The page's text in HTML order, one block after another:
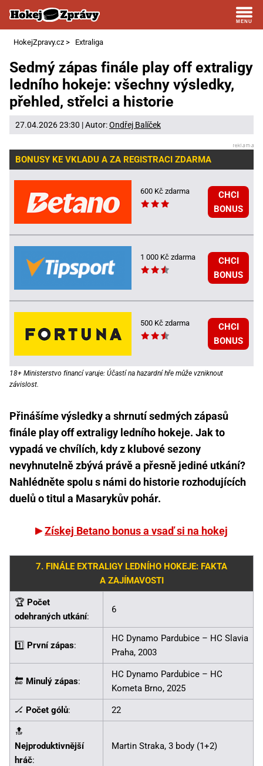
HokejZpravy.cz > Extraliga
Sedmý zápas finále play off extraligy
ledního hokeje: všechny výsledky,
přehled, střelci a historie
27.04.2026 23:30 | Autor:Ondřej Balíček
BONUSY KE VKLADU A ZA REGISTRACI ZDARMA
600 Kč zdarma
CHCI
BONUS
1 000 Kč zdarma
CHCI
BONUS
500 Kč zdarma
CHCI
BONUS
18+ Ministerstvo financí varuje: Účastí na hazardní hře může vzniknout
závislost.
Přinášíme výsledky a shrnutí sedmých zápasů
finále play off extraligy ledního hokeje. Jak to
vypadá ve chvílích, kdy z klubové sezony
nevyhnutelně zbývá právě a přesně jediné utkání?
Nahlédněte spolu s námi do historie rozhodujících
duelů o titul a Masarykův pohár.
Získej Betano bonus a vsaď si na hokej
7. FINÁLE EXTRALIGY LEDNÍHO HOKEJE: FAKTA
A ZAJÍMAVOSTI
🏆 Počet
odehraných utkání:
6
1️⃣ První zápas:
HC Dynamo Pardubice – HC Slavia
Praha, 2003
🔚 Minulý zápas:
HC Dynamo Pardubice – HC
Kometa Brno, 2025
🏒 Počet gólů: 22
🔝
Nejproduktivnější
hráč:
Martin Straka, 3 body (1+2)